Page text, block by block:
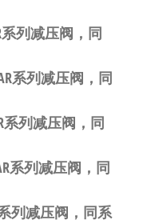
系列减压阀，同
系列减压阀，同
系列减压阀，同
系列减压阀，同
列减压阀，同系